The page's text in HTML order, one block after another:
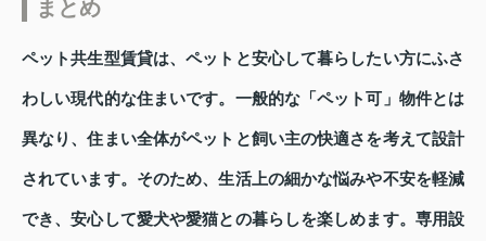
まとめ
ペット共生型賃貸は、ペットと安心して暮らしたい方にふさ
わしい現代的な住まいです。一般的な「ペット可」物件とは
異なり、住まい全体がペットと飼い主の快適さを考えて設計
されています。そのため、生活上の細かな悩みや不安を軽減
でき、安心して愛犬や愛猫との暮らしを楽しめます。専用設